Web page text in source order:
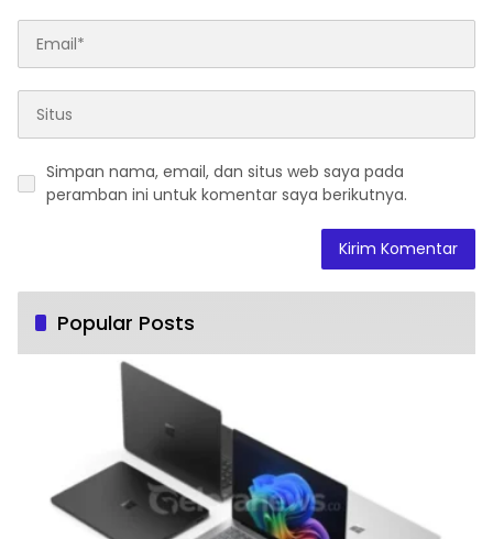
Simpan nama, email, dan situs web saya pada
peramban ini untuk komentar saya berikutnya.
Popular Posts